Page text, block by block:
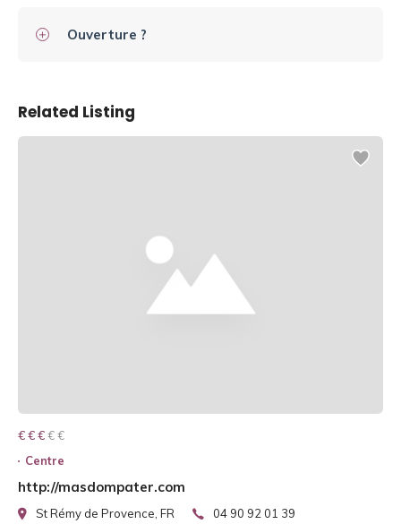
Ouverture ?
Related Listing
€ € € € €
€ € €
Centre
http://masdompater.com
St Rémy de Provence, FR 04 90 92 01 39